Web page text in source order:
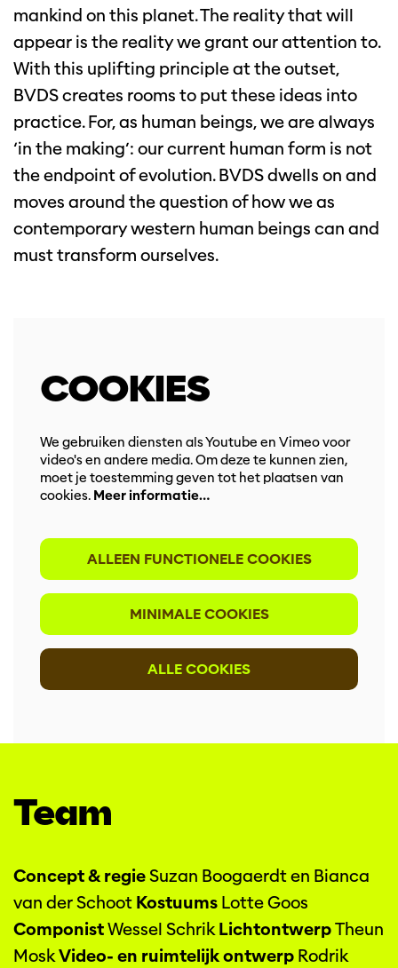
mankind on this planet. The reality that will
appear is the reality we grant our attention to.
With this uplifting principle at the outset,
BVDS creates rooms to put these ideas into
practice. For, as human beings, we are always
‘in the making’: our current human form is not
the endpoint of evolution. BVDS dwells on and
moves around the question of how we as
contemporary western human beings can and
must transform ourselves.
COOKIES
We gebruiken diensten als Youtube en Vimeo voor
video's en andere media. Om deze te kunnen zien,
moet je toestemming geven tot het plaatsen van
cookies. Meer informatie…
ALLEEN FUNCTIONELE COOKIES
MINIMALE COOKIES
ALLE COOKIES
Team
Concept & regieSuzan Boogaerdt en Bianca
van der Schoot Kostuums Lotte Goos
ComponistWessel SchrikLichtontwerpTheun
MoskVideo- en ruimtelijk ontwerp Rodrik